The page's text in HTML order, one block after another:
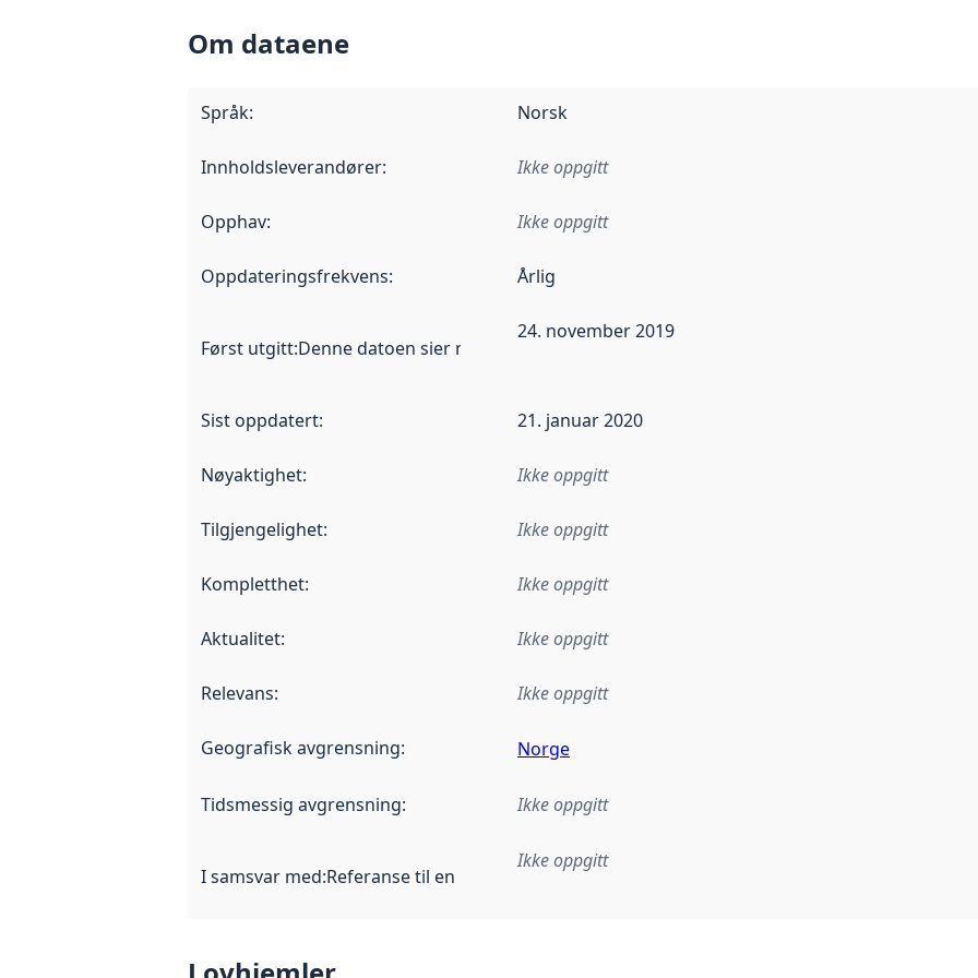
Om dataene
Språk: Norsk
Innholdsleverandører: Ikke oppgitt
Opphav: Ikke oppgitt
Oppdateringsfrekvens: Årlig
Først utgitt:Denne datoen sier når dataene i dette datasettet første gang ble utgitt. Det kan
24. november 2019
Sist oppdatert: 21. januar 2020
Nøyaktighet: Ikke oppgitt
Tilgjengelighet: Ikke oppgitt
Kompletthet: Ikke oppgitt
Aktualitet: Ikke oppgitt
Relevans: Ikke oppgitt
Geografisk avgrensning: Norge
Tidsmessig avgrensning: Ikke oppgitt
I samsvar med:Referanse til en implementasjonsregel eller annen spesifikasjon, som ligger
Ikke oppgitt